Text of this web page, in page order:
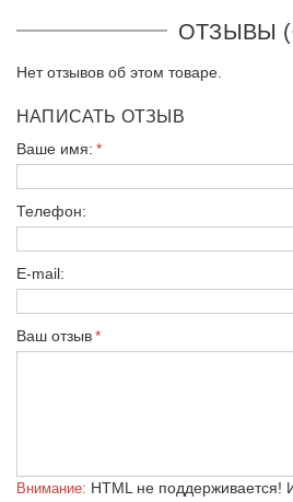
ОТЗЫВЫ
Нет отзывов об этом товаре.
НАПИСАТЬ ОТЗЫВ
Ваше имя:
Телефон:
E-mail:
Ваш отзыв
Внимание: HTML не поддерживается!